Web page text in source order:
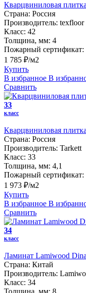
Кварцвиниловая
Страна: Россия
Производитель: texfloor
Класс: 42
Толщина, мм: 4
Пожарный сертификат:
1 785 ₽/м2
Купить
В избранное В
Сравнить
33
класс
Кварцвиниловая
Страна: Россия
Производитель: Tarkett
Класс: 33
Толщина, мм: 4,1
Пожарный сертификат:
1 973 ₽/м2
Купить
В избранное В
Сравнить
34
класс
Ламинат Lamiwood
Страна: Китай
Производитель:
Класс: 34
Толщина, мм: 8